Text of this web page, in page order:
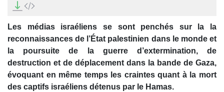
seconds
0
seconds
Les médias israéliens se sont penchés sur la la
reconnaissances de l’État palestinien dans le monde et
la poursuite de la guerre d’extermination, de
destruction et de déplacement dans la bande de Gaza,
évoquant en même temps les craintes quant à la mort
des captifs israéliens détenus par le Hamas.